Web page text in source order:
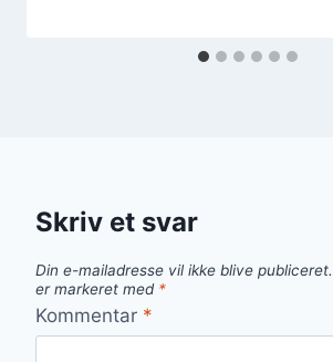
Skriv et svar
Din e-mailadresse vil ikke blive publiceret.
er markeret med *
Kommentar *